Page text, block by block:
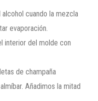
cuando la mezcla
evaporación.
interior del molde con
de champaña
Añadimos la mitad